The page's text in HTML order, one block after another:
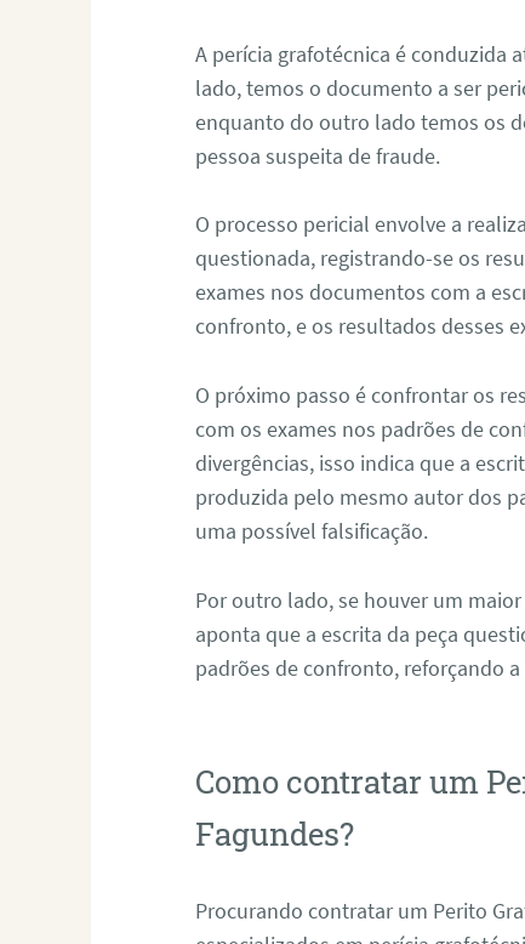
A perícia grafotécnica é conduzida
lado, temos o documento a ser
enquanto do outro lado temos os
pessoa suspeita de fraude.
O processo pericial envolve a
questionada, registrando-se os
exames nos documentos com a
confronto, e os resultados desses
O próximo passo é confrontar os
com os exames nos padrões de
divergências, isso indica que a
produzida pelo mesmo autor dos
uma possível falsificação.
Por outro lado, se houver um
aponta que a escrita da peça
padrões de confronto, reforçando
Como contratar um
Fagundes?
Procurando contratar um Perito